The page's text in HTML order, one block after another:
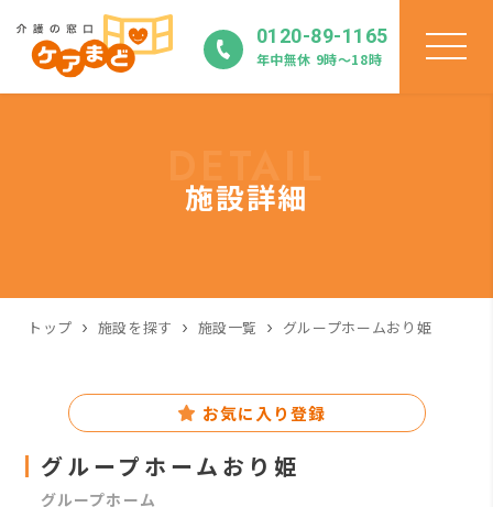
0120-89-1165
年中無休 9時〜18時
施設詳細
トップ 施設を探す 施設一覧 グループホームおり姫
お気に入り登録
グループホームおり姫
グループホーム